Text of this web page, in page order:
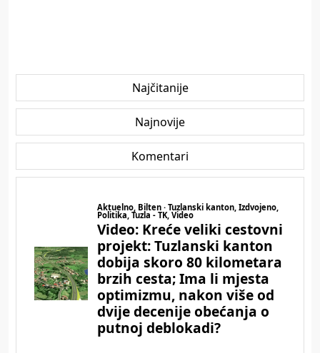
Najčitanije
Najnovije
Komentari